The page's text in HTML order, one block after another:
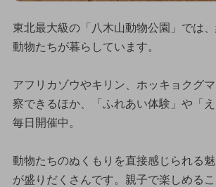
東北最大級の「八木山動物公園」では
動物たちが暮らしています。
アフリカゾウやキリン、ホッキョクグ
察できるほか、「ふれあい体験」や「
毎日開催中。
動物たちのぬくもりを直接感じられる
が盛りだくさんです。親子で楽しめる